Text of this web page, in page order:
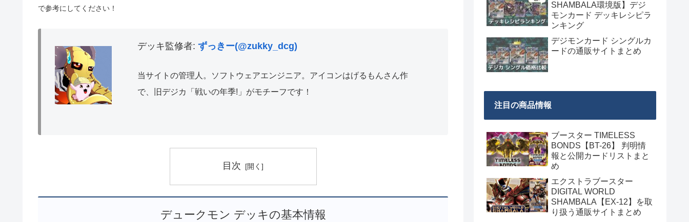
で参考にしてください！
デッキ監修者:ずっきー(@zukky_dcg)
当サイトの管理人。ソフトウェアエンジニア。アイコンはげるもんさん作
で、旧デジカ「戦いの年季!」がモチーフです！
目次
デュークモン デッキの基本情報
SHAMBALA環境版】デジ
モンカード デッキレシピラ
ンキング
デジモンカード シングルカ
ードの通販サイトまとめ
注目の商品情報
ブースター TIMELESS
BONDS【BT-26】 判明情
報と公開カードリストまと
め
エクストラブースター
DIGITAL WORLD
SHAMBALA【EX-12】を取
り扱う通販サイトまとめ